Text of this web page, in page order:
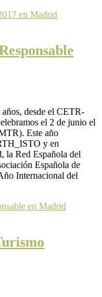
desde el CETR-
el 2 de junio el
Este año
y en
la Red Española del
Española de
Internacional del